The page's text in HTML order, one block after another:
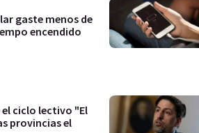
gaste menos de
encendido
ciclo lectivo "El
provincias el